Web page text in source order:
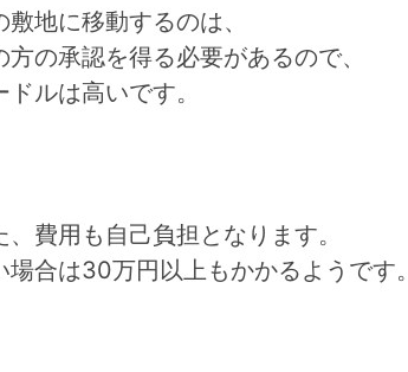
敷地に移動するのは、
方の承認を得る必要があるので、
ドルは高いです。
、費用も自己負担となります。
場合は30万円以上もかかるようです